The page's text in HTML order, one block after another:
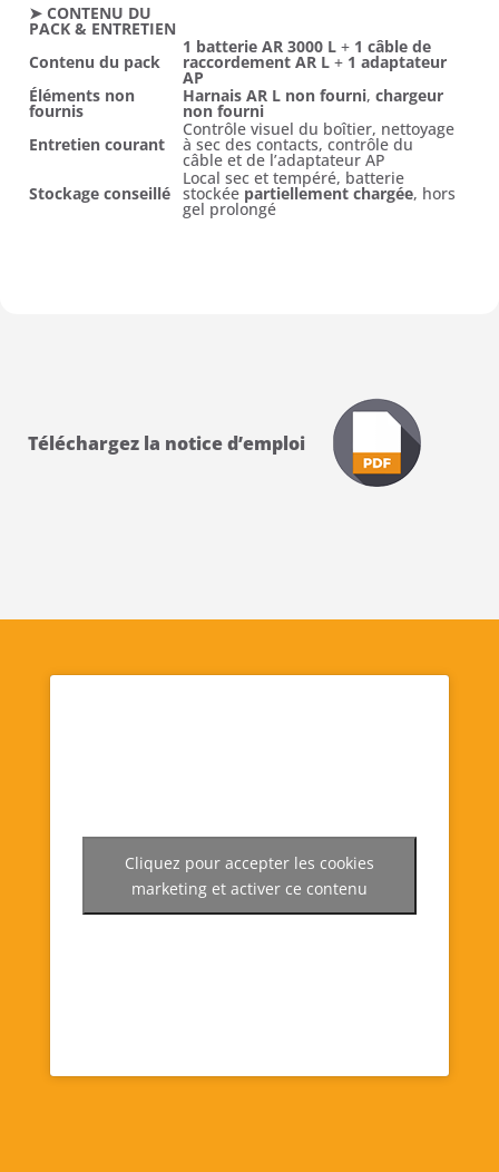
➤ CONTENU DU
PACK & ENTRETIEN
Contenu du pack
1 batterie AR 3000 L + 1 câble de
raccordement AR L + 1 adaptateur
AP
Éléments non
fournis
Harnais AR L non fourni, chargeur
non fourni
Entretien courant
Contrôle visuel du boîtier, nettoyage
à sec des contacts, contrôle du
câble et de l’adaptateur AP
Stockage conseillé
Local sec et tempéré, batterie
stockée partiellement chargée, hors
gel prolongé
Téléchargez la notice d’emploi
Cliquez pour accepter les cookies
marketing et activer ce contenu